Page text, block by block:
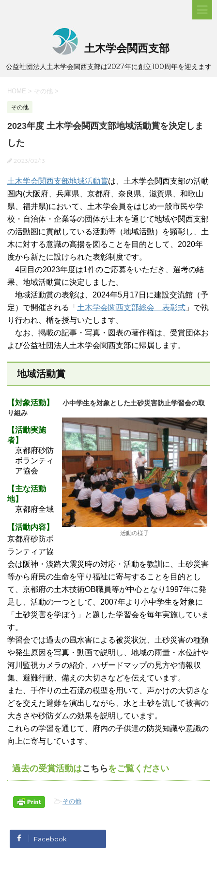
土木学会関西支部
公益社団法人土木学会関西支部は2027年に創立100周年を迎えます
HOME > その他 >
その他
2023年度 土木学会関西支部地域活動賞を決定しま
した
2023/02/13
土木学会関西支部地域活動賞は、土木学会関西支部の活動
圏内(大阪府、兵庫県、京都府、奈良県、滋賀県、和歌山
県、福井県)において、土木学会員をはじめ一般市民や学
校・自治体・企業等の団体が土木を通じて地域や関西支部
の活動圏に貢献している活動等（地域活動）を顕彰し、土
木に対する意識の高揚を図ることを目的として、2020年
度から新たに設けられた表彰制度です。
4回目の2023年度は1件のご応募をいただき、選考の結
果、地域活動賞に決定しました。
地域活動賞の表彰は、2024年5月17日に建設交流館（予
定）で開催される「 土木学会関西支部総会 表彰式 」で執
り行われ、楯を授与いたします。
なお、掲載の記事・写真・図表の著作権は、受賞団体お
よび公益社団法人土木学会関西支部に帰属します。
地域活動賞
【対象活動】
小中学生を対象とした土砂災害防止学習会の取
り組み
活動の様子
【活動実施
者】
京都府砂防
ボランティ
ア協会
【主な活動
地】
京都府全域
【活動内容】
京都府砂防ボ
ランティア協
会は阪神・淡路大震災時の対応・活動を教訓に、土砂災害
等から府民の生命を守り福祉に寄与することを目的とし
て、京都府の土木技術OB職員等が中心となり1997年に発
足し、活動の一つとして、2007年より小中学生を対象に
「土砂災害を学ぼう」と題した学習会を毎年実施していま
す。
学習会では過去の風水害による被災状況、土砂災害の種類
や発生原因を写真・動画で説明し、地域の雨量・水位計や
河川監視カメラの紹介、ハザードマップの見方や情報収
集、避難行動、備えの大切さなどを伝えています。
また、手作りの土石流の模型を用いて、声かけの大切さな
どを交えた避難を演出しながら、水と土砂を流して被害の
大きさや砂防ダムの効果を説明しています。
これらの学習を通じて、府内の子供達の防災知識や意識の
向上に寄与しています。
過去の受賞活動はこちら をご覧ください
-その他
Facebook